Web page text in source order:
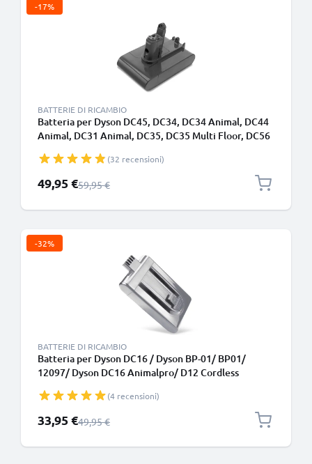
-17%
BATTERIE DI RICAMBIO
Batteria per Dyson DC45, DC34, DC34 Animal, DC44
Animal, DC31 Animal, DC35, DC35 Multi Floor, DC56
(32 recensioni)
Prezzo speciale
49,95 €Prezzo normale
59,95 €
-32%
BATTERIE DI RICAMBIO
Batteria per Dyson DC16 / Dyson BP-01/ BP01/
12097/ Dyson DC16 Animalpro/ D12 Cordless
(4 recensioni)
Prezzo speciale
33,95 €Prezzo normale
49,95 €